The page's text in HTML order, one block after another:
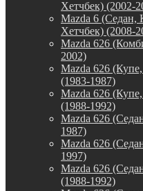
Хетчбек) (2002-
Mazda 6 (Седан,
Хетчбек) (2008-
Mazda 626
2002)
Mazda 626
(1983-1987)
Mazda 626
(1988-1992)
Mazda 626
1987)
Mazda 626
1997)
Mazda 626
(1988-1992)